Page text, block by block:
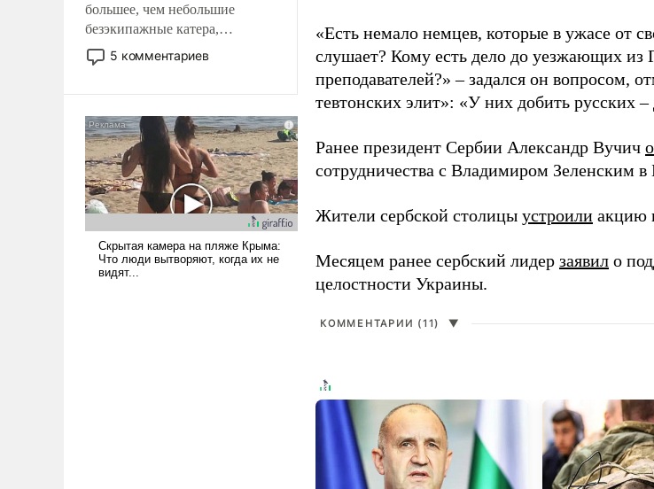
большее, чем небольшие
безэкипажные катера,
применение которых уже
стало обыденностью. Задача по
и ее реализация радикально
поднимет наши боевые
возможности.
5 комментариев
«Есть немало немцев, которые в ужасе от
слушает? Кому есть дело до уезжающих из
преподавателей?» – задался он вопросом,
тевтонских элит»: «У них добить русских
Ранее президент Сербии Александр Вучич
сотрудничества с Владимиром Зеленским в
Жители сербской столицы устроили акцию
Месяцем ранее сербский лидер заявил о
целостности Украины.
КОММЕНТАРИИ (11) ▼